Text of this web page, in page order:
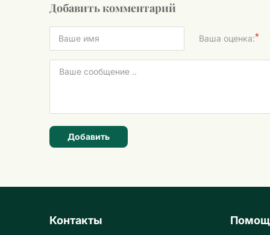
Добавить комментарий
Ваша оценка:*
Добавить
Контакты